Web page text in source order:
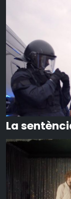
La